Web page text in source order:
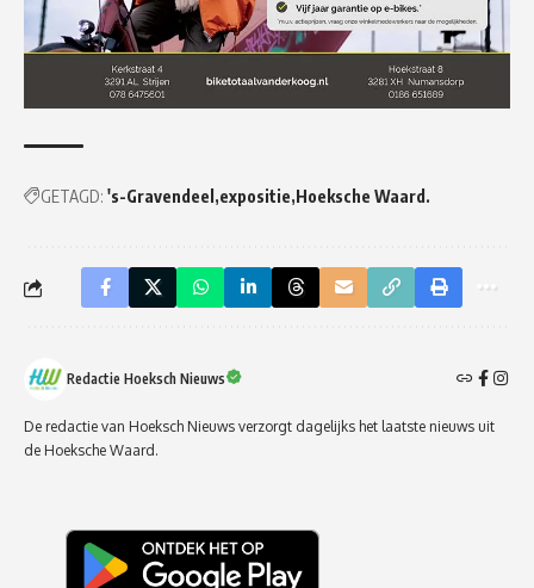
GETAGD: 's-Gravendeel expositie Hoeksche Waard.
Redactie Hoeksch Nieuws
De redactie van Hoeksch Nieuws verzorgt dagelijks het laatste nieuws uit
de Hoeksche Waard.